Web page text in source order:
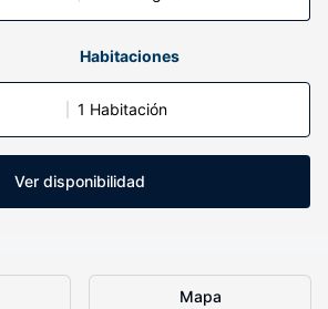
Habitaciones
1 Habitación
Ver disponibilidad
Mapa